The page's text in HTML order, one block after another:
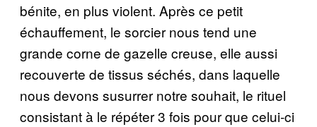
bénite, en plus violent. Après ce petit
échauffement, le sorcier nous tend une
grande corne de gazelle creuse, elle aussi
recouverte de tissus séchés, dans laquelle
nous devons susurrer notre souhait, le rituel
consistant à le répéter 3 fois pour que celui-ci